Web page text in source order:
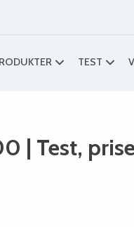
TEST
| Test,